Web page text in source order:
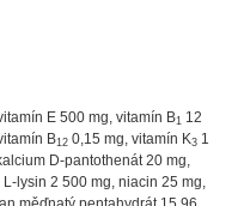
E 500 mg, vitamín B1 12
B12 0,15 mg, vitamín K3 1
D-pantothenát 20 mg,
lysin 2 500 mg, niacin 25 mg,